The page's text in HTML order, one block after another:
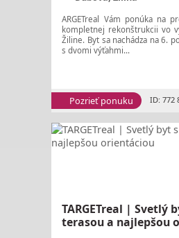
ARGETreal Vám ponúka na
kompletnej rekonštrukcii vo
Žiline. Byt sa nachádza na 6.
s dvomi výťahmi...
Pozrieť ponuku ID: 772
TARGETreal | Svetlý
terasou a najlepšou